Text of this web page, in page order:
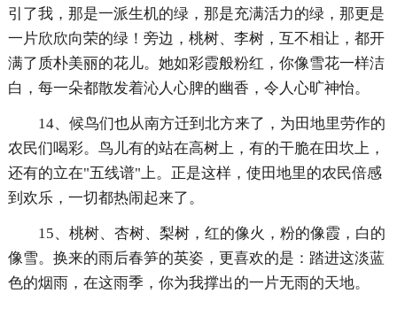
引了我，那是一派生机的绿，那是充满活力的绿，那更是
一片欣欣向荣的绿！旁边，桃树、李树，互不相让，都开
满了质朴美丽的花儿。她如彩霞般粉红，你像雪花一样洁
白，每一朵都散发着沁人心脾的幽香，令人心旷神怡。
14、候鸟们也从南方迁到北方来了，为田地里劳作的
农民们喝彩。鸟儿有的站在高树上，有的干脆在田坎上，
还有的立在"五线谱"上。正是这样，使田地里的农民倍感
到欢乐，一切都热闹起来了。
15、桃树、杏树、梨树，红的像火，粉的像霞，白的
像雪。换来的雨后春笋的英姿，更喜欢的是：踏进这淡蓝
色的烟雨，在这雨季，你为我撑出的一片无雨的天地。